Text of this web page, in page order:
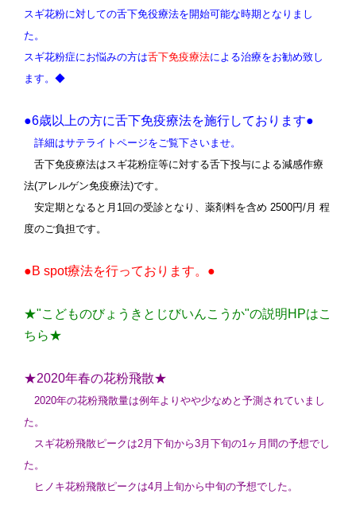
スギ花粉に対しての舌下免役療法を開始可能な時期となりまし
た。
スギ花粉症にお悩みの方は舌下免疫療法による治療をお勧め致し
ます。 ◆
●6歳以上の方に舌下免疫療法を施行しております●
詳細はサテライトページをご覧下さいませ。
舌下免疫療法はスギ花粉症等に対する舌下投与による減感作療
法(アレルゲン免疫療法)です。
安定期となると月1回の受診となり、薬剤料を含め 2500円/月 程
度のご負担です。
●B spot療法を行っております。●
★"こどものびょうきとじびいんこうか"の説明HPはこ
ちら★
★2020年春の花粉飛散★
2020年の花粉飛散量は例年よりやや少なめと予測されていまし
た。
スギ花粉飛散ピークは2月下旬から3月下旬の1ヶ月間の予想でし
た。
ヒノキ花粉飛散ピークは4月上旬から中旬の予想でした。